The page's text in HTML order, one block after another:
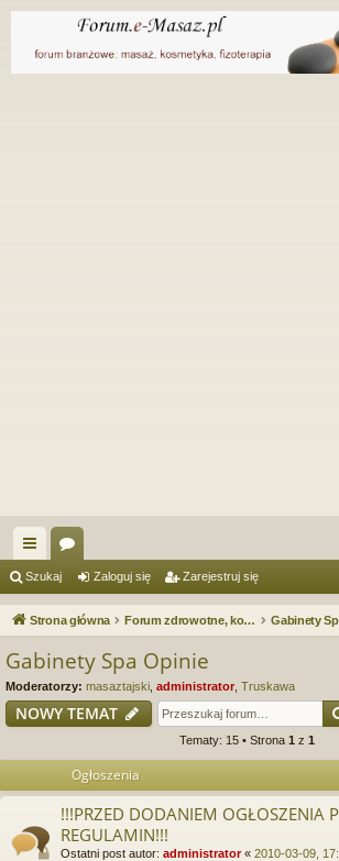
ię
ce
or
a
Szukaj Zaloguj się Zarejestruj się
Strona główna Forum zdrowotne, kosmetyczne. Spa & Wellness. Forum serwisu Spa.e-Masaz.pl Gabinety
Gabinety Spa Opinie
Moderatorzy: masaztajski administrator Truskawa
NOWY TEMAT
Tematy: 15 • Strona 1 z 1
Ogłoszenia
!!!PRZED DODANIEM OGŁOSZENIA
REGULAMIN!!!
Ostatni post autor: administrator« 2010-03-09,